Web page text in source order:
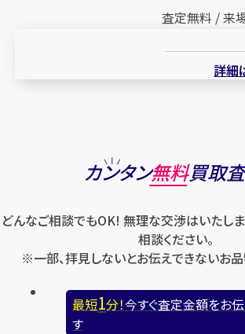
査定無料 / 来
詳細
カンタン無料買取
どんなご相談でもOK! 無理な交渉はいたし
相談ください。
※一部、拝見しないとお伝えできないお品
最短1分！今すぐ査定金額をお
す